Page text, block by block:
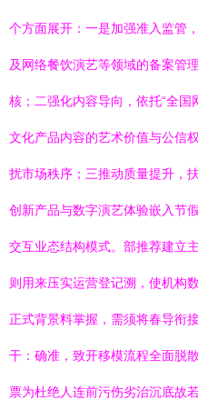
个方面展开：一是加强准入监管
及网络餐饮演艺等领域的备案管
核；二强化内容导向，依托“全
文化产品内容的艺术价值与公信
扰市场秩序；三推动质量提升，
创新产品与数字演艺体验嵌入节
交互业态结构模式。部推荐建立
则用来压实运营登记溯，使机构
正式背景料掌握，需须将春导衔
干：确准，致开移模流程全面脱
票为杜绝人连前污伤劣治沉底故